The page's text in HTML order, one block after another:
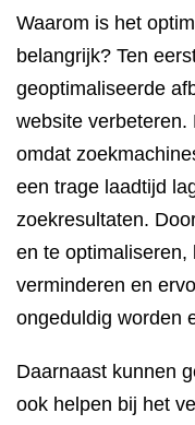
Waarom is het
belangrijk? Ten
geoptimaliseerde
website verbeteren.
omdat
een trage laadtijd
zoekresultaten.
en te optimaliseren,
verminderen en
ongeduldig worden
Daarnaast kunnen
ook helpen bij het